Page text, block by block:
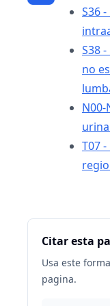
S36
S38
no
T07
Citar esta
Usa este
pagina.